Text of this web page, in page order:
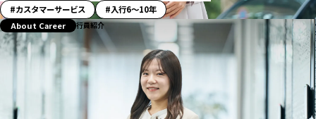
「ス
ト
ー
リ
カスタマーサービス 入行6〜10年
About Career 行員紹介